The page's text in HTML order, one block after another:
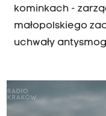
kominkach -
małopolskiego
uchwały
uchwałą zajmą
zakazujące